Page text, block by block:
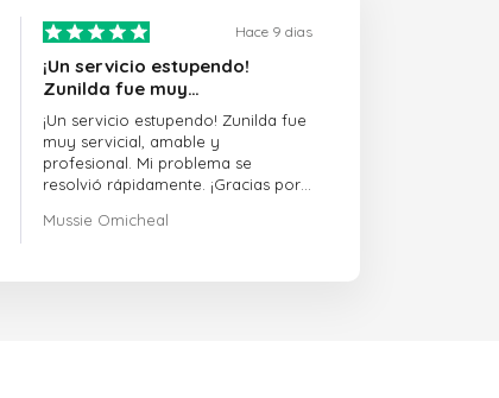
Hace 9 dias
¡Un servicio estupendo!
Zunilda fue muy…
¡Un servicio estupendo! Zunilda fue
muy servicial, amable y
profesional. Mi problema se
resolvió rápidamente. ¡Gracias por
Mussie Omicheal